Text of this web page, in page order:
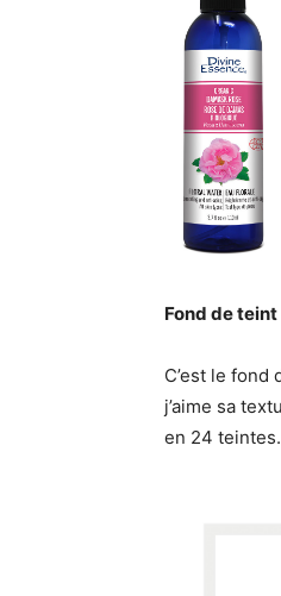
Fond de
C’est le
j’aime sa
en 24 teintes.